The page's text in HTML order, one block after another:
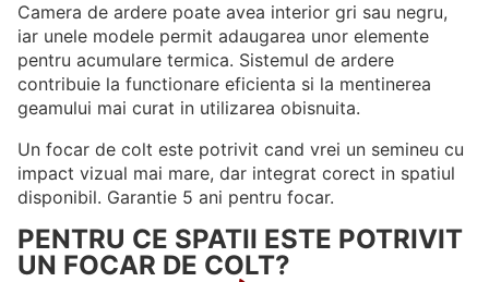
Camera de ardere poate avea interior gri sau negru,
iar unele modele permit adaugarea unor elemente
pentru acumulare termica. Sistemul de ardere
contribuie la functionare eficienta si la mentinerea
geamului mai curat in utilizarea obisnuita.
Un focar de colt este potrivit cand vrei un semineu cu
impact vizual mai mare, dar integrat corect in spatiul
disponibil. Garantie 5 ani pentru focar.
PENTRU CE SPATII ESTE POTRIVIT
UN FOCAR DE COLT?